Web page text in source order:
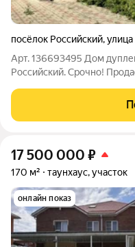
посёлок Российский,
Арт. 136693495 Дом
Российский. Срочно!
проживания большой
17 500 000 ₽
170 м² таунхаус, участок
онлайн показ